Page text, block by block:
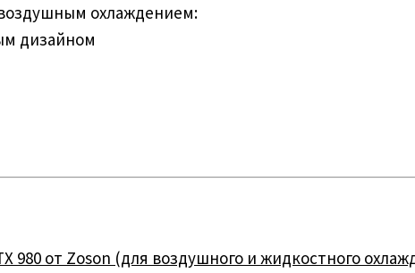
воздушным охлаждением:
дизайном
980 от Zoson (для воздушного и жидкостного